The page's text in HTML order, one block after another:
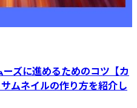
ズに進めるためのコツ【カ
ムネイルの作り方を紹介し